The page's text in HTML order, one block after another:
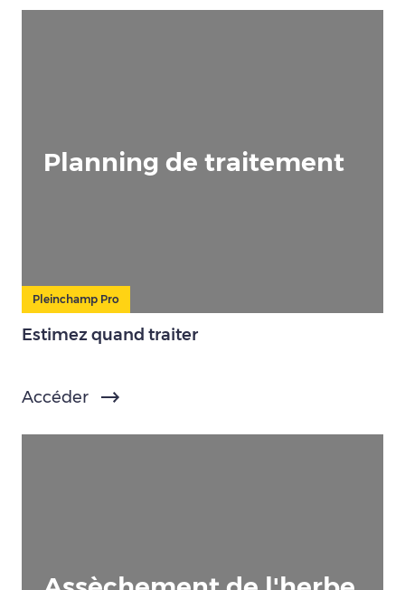
Planning de traitement
Pleinchamp Pro
Estimez quand traiter
Accéder